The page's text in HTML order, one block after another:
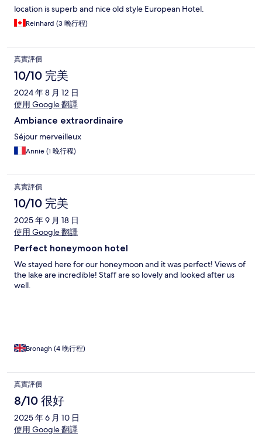
location is superb and nice old style European Hotel.
Reinhard (3 晚行程)
真實評價
10/10 完美
2024 年 8 月 12 日
使用 Google 翻譯
Ambiance extraordinaire
Séjour merveilleux
Annie (1 晚行程)
真實評價
10/10 完美
2025 年 9 月 18 日
使用 Google 翻譯
Perfect honeymoon hotel
We stayed here for our honeymoon and it was perfect! Views of
the lake are incredible! Staff are so lovely and looked after us
well.
Bronagh (4 晚行程)
真實評價
8/10 很好
2025 年 6 月 10 日
使用 Google 翻譯